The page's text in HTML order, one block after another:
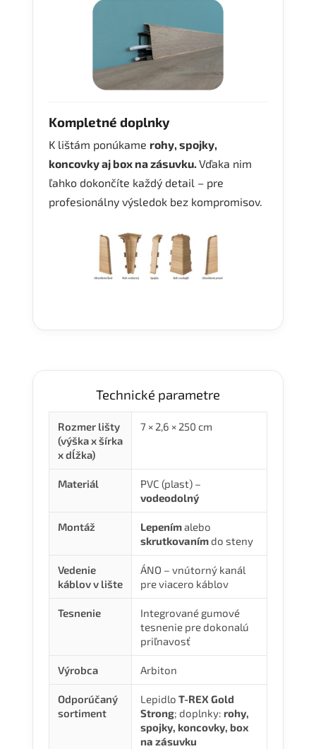
Kompletné doplnky
K lištám ponúkame rohy, spojky,
koncovky aj box na zásuvku. Vďaka nim
ľahko dokončíte každý detail – pre
profesionálny výsledok bez kompromisov.
Technické parametre
Rozmer lišty
(výška x šírka
x dĺžka)
7 × 2,6 × 250 cm
Materiál
PVC (plast) –
vodeodolný
Montáž Lepenímalebo
skrutkovanímdo steny
Vedenie
káblov v lište
ÁNO – vnútorný kanál
pre viacero káblov
Tesnenie
Integrované gumové
tesnenie pre dokonalú
priľnavosť
Výrobca Arbiton
Odporúčaný
sortiment
Lepidlo T-REX Gold
Strong; doplnky: rohy,
spojky, koncovky, box
na zásuvku